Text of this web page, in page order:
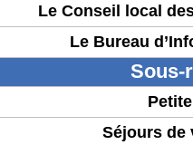
Le Conseil local
Le Bureau
Sous-
Séjours de